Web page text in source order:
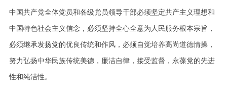
中国共产党全体党员和各级党员领导干部必须坚定共产主义理想和
中国特色社会主义信念，必须坚持全心全意为人民服务根本宗旨，
必须继承发扬党的优良传统和作风，必须自觉培养高尚道德情操，
努力弘扬中华民族传统美德，廉洁自律，接受监督，永葆党的先进
性和纯洁性。